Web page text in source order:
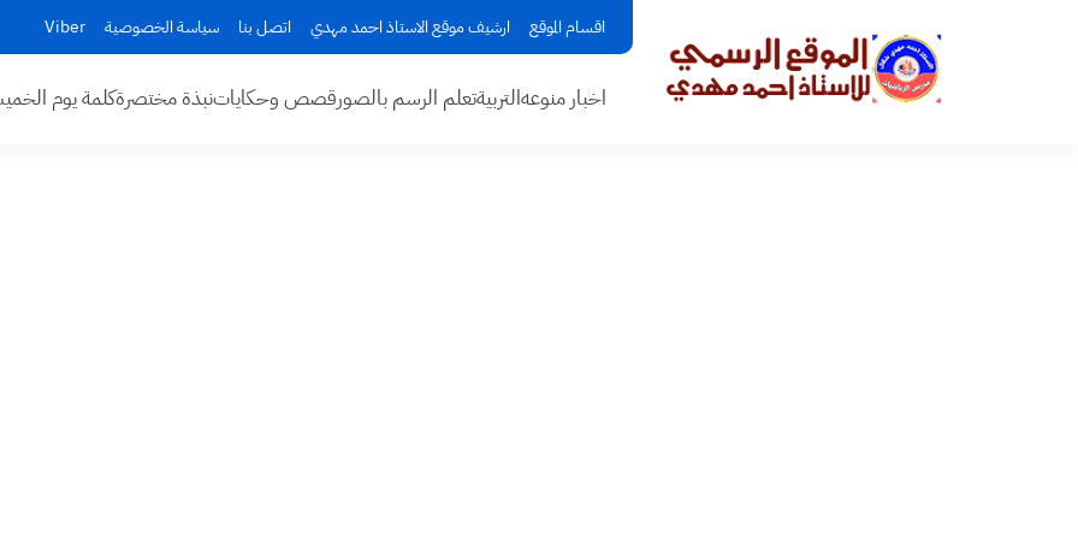
اقسام الموقع ارشيف موقع الاستاذ احمد مهدي اتصل بنا سياسة الخصوصية Viber
اخبار منوعهالتربيةتعلم الرسم بالصورقصص وحكاياتنبذة مختصرةكلمة يوم